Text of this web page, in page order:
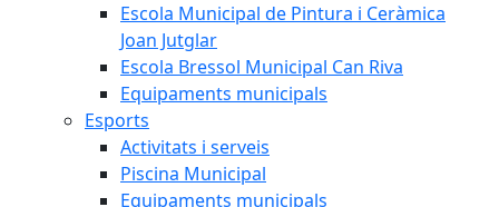
Escola Municipal de Pintura i Ceràmica
Joan Jutglar
Escola Bressol Municipal Can Riva
Equipaments municipals
Esports
Activitats i serveis
Piscina Municipal
Equipaments municipals